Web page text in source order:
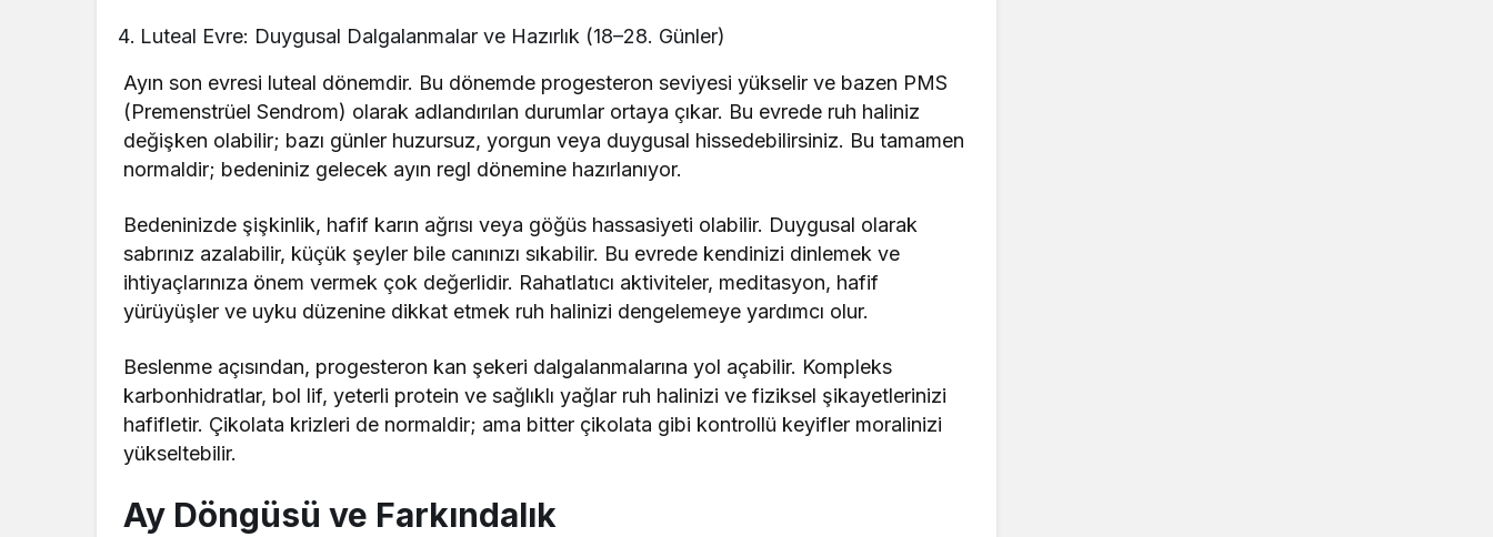
Luteal Evre: Duygusal Dalgalanmalar ve Hazırlık (18–28. Günler)
Ayın son evresi luteal dönemdir. Bu dönemde progesteron seviyesi yükselir ve bazen PMS
(Premenstrüel Sendrom) olarak adlandırılan durumlar ortaya çıkar. Bu evrede ruh haliniz
değişken olabilir; bazı günler huzursuz, yorgun veya duygusal hissedebilirsiniz. Bu tamamen
normaldir; bedeniniz gelecek ayın regl dönemine hazırlanıyor.
Bedeninizde şişkinlik, hafif karın ağrısı veya göğüs hassasiyeti olabilir. Duygusal olarak
sabrınız azalabilir, küçük şeyler bile canınızı sıkabilir. Bu evrede kendinizi dinlemek ve
ihtiyaçlarınıza önem vermek çok değerlidir. Rahatlatıcı aktiviteler, meditasyon, hafif
yürüyüşler ve uyku düzenine dikkat etmek ruh halinizi dengelemeye yardımcı olur.
Beslenme açısından, progesteron kan şekeri dalgalanmalarına yol açabilir. Kompleks
karbonhidratlar, bol lif, yeterli protein ve sağlıklı yağlar ruh halinizi ve fiziksel şikayetlerinizi
hafifletir. Çikolata krizleri de normaldir; ama bitter çikolata gibi kontrollü keyifler moralinizi
yükseltebilir.
Ay Döngüsü ve Farkındalık